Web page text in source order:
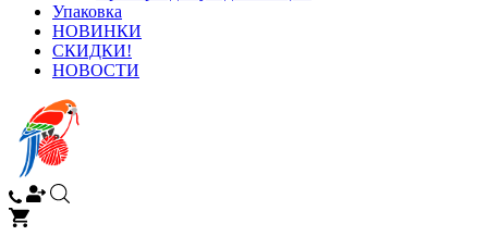
Упаковка
НОВИНКИ
СКИДКИ!
НОВОСТИ